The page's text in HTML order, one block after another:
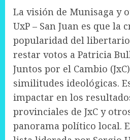
La visión de Munisaga y
UxP – San Juan es que la
popularidad del
restar votos a Patricia
Juntos por el Cambio
similitudes ideológicas.
impactar en los
provinciales de JxC y
panorama político local.